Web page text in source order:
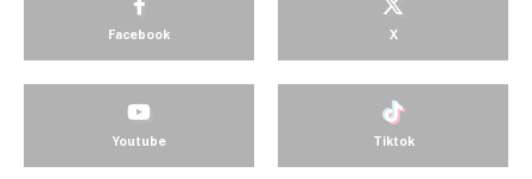
Facebook X
Youtube Tiktok